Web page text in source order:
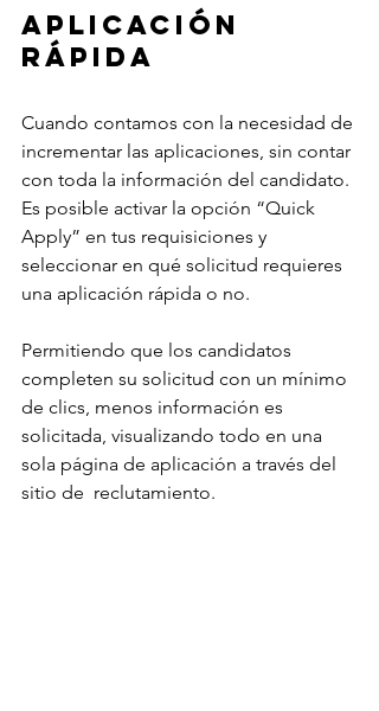
Aplicación
Rápida
Cuando contamos con la necesidad de
incrementar las aplicaciones, sin contar
con toda la información del candidato.
Es posible activar la opción “Quick
Apply” en tus requisiciones y
seleccionar en qué solicitud requieres
una aplicación rápida o no.
Permitiendo que los candidatos
completen su solicitud con un mínimo
de clics, menos información es
solicitada, visualizando todo en una
sola página de aplicación a través del
sitio de  reclutamiento.